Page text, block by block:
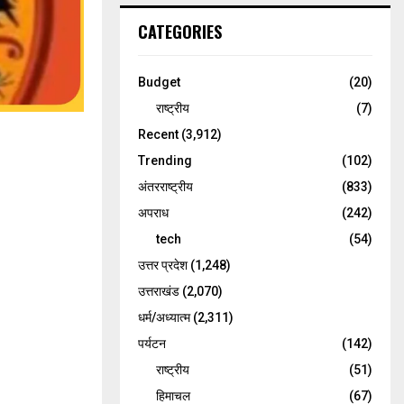
CATEGORIES
Budget
(20)
राष्ट्रीय
(7)
Recent (3,912)
Trending
(102)
अंतरराष्ट्रीय
(833)
अपराध
(242)
tech
(54)
उत्तर प्रदेश(1,248)
उत्तराखंड (2,070)
धर्म/अध्यात्म(2,311)
पर्यटन
(142)
राष्ट्रीय
(51)
हिमाचल
(67)